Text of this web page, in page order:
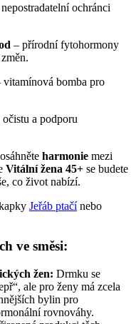
ochránci
– přírodní fytohormony
vitamínová bomba pro
a podporu
harmonie mezi
Vitální žena 45+ se budete
co život nabízí.
Jeřáb ptačínebo
ve směsi:
žen: Drmku se
ale pro ženy má zcela
bylin pro
rovnováhy.